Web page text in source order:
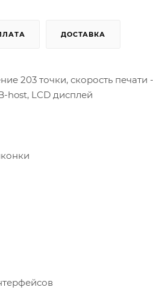
ДОСТАВКА
203 точки, скорость печати
host, LCD дисплей